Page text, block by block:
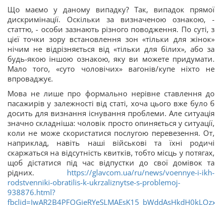
Що маємо у даному випадку? Так, випадок прямої
дискримінації. Оскільки за визначеною ознакою, -
статтю, - особи зазнають різного поводження. По суті, з
цієї точки зору встановлення зон «тільки для жінок»
нічим не відрізняється від «тільки для білих», або за
будь-якою іншою ознакою, яку ви можете придумати.
Мало того, «суто чоловічих» вагонів/купе ніхто не
впроваджує.
Мова не лише про формально нерівне ставлення до
пасажирів у залежності від статі, хоча цього вже було б
досить для визнання існування проблеми. Але ситуація
значно складніша: чоловік просто опиняється у ситуації,
коли не може скористатися послугою перевезення. От,
наприклад, навіть наші військові та їхні родичі
скаржаться на відсутність квитків, тобто місць у потягах,
щоб дістатися під час відпустки до свої домівок та
рідних. https://glavcom.ua/ru/news/voennye-i-ikh-
rodstvenniki-obratilis-k-ukrzaliznytse-s-problemoj-
938876.html?
fbclid=IwAR2B4PFOGieRYeSLMAEsK15_bWddAsHkdH0kLOzx-